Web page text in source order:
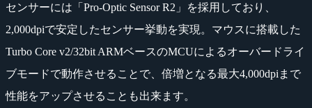
センサーには「Pro-Optic Sensor R2」を採用しており、
2,000dpiで安定したセンサー挙動を実現。マウスに搭載した
Turbo Core v2/32bit ARMベースのMCUによるオーバードライ
ブモードで動作させることで、倍増となる最大4,000dpiまで
性能をアップさせることも出来ます。